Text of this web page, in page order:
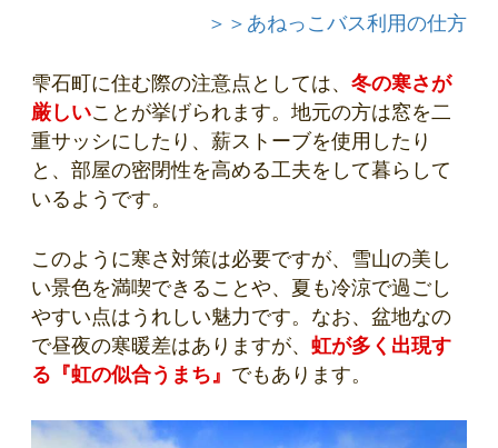
＞＞あねっこバス利用の仕方
雫石町に住む際の注意点としては、 冬の寒さが
厳しいことが挙げられます。地元の方は窓を二
重サッシにしたり、薪ストーブを使用したり
と、部屋の密閉性を高める工夫をして暮らして
いるようです。
このように寒さ対策は必要ですが、雪山の美し
い景色を満喫できることや、夏も冷涼で過ごし
やすい点はうれしい魅力です。なお、盆地なの
で昼夜の寒暖差はありますが、 虹が多く出現す
る『虹の似合うまち』 でもあります。